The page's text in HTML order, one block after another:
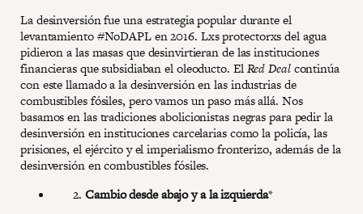
La desinversión fue una estrategia popular durante el
levantamiento #NoDAPL en 2016. Lxs protectorxs del agua
pidieron a las masas que desinvirtieran de las instituciones
financieras que subsidiaban el oleoducto. ElRed Dealcontinúa
con este llamado a la desinversión en las industrias de
combustibles fósiles, pero vamos un paso más allá. Nos
basamos en las tradiciones abolicionistas negras para pedir la
desinversión en instituciones carcelarias como la policía, las
prisiones, el ejército y el imperialismo fronterizo, además de la
desinversión en combustibles fósiles.
Cambio desde abajo y a la izquierda*